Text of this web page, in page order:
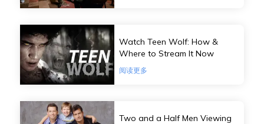
Watch Teen Wolf: How &
Where to Stream It Now
阅读更多
Two and a Half Men Viewing